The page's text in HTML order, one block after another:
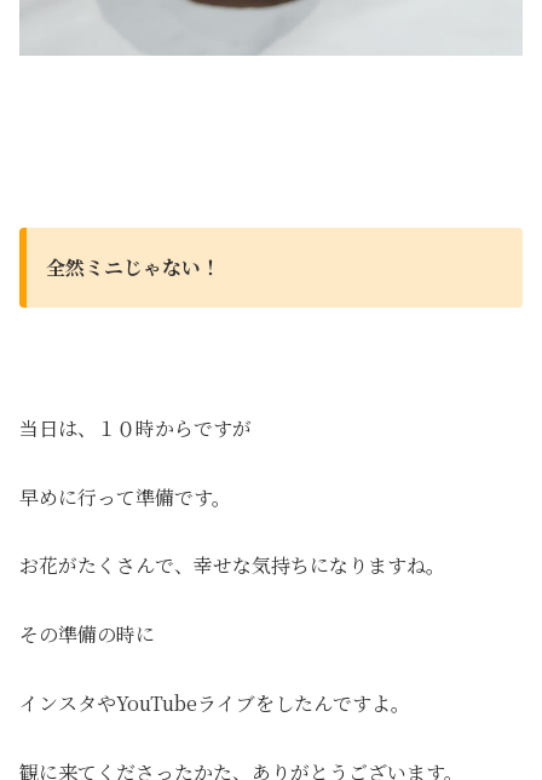
全然ミニじゃない！
当日は、１０時からですが
早めに行って準備です。
お花がたくさんで、幸せな気持ちになりますね。
その準備の時に
インスタやYouTubeライブをしたんですよ。
観に来てくださったかた、ありがとうございます。